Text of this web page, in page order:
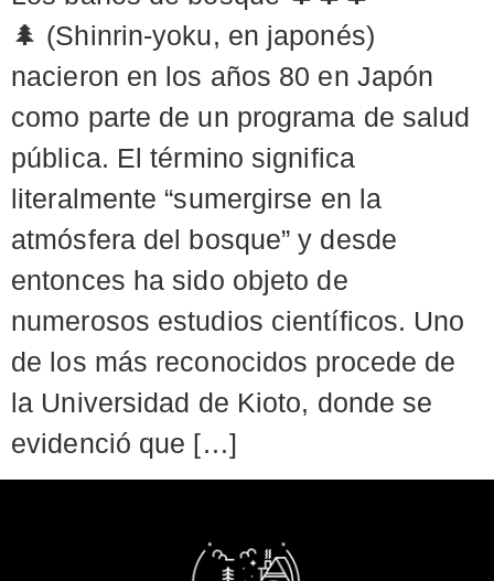
🌲 (Shinrin-yoku, en japonés)
nacieron en los años 80 en Japón
como parte de un programa de salud
pública. El término significa
literalmente “sumergirse en la
atmósfera del bosque” y desde
entonces ha sido objeto de
numerosos estudios científicos. Uno
de los más reconocidos procede de
la Universidad de Kioto, donde se
evidenció que […]